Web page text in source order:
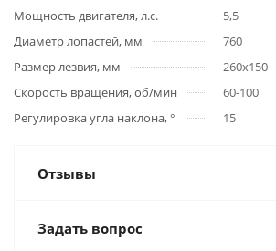
Мощность двигателя, л.с.
5,5
Диаметр лопастей, мм
760
Размер лезвия, мм
260х150
Скорость вращения, об/мин
60-100
Регулировка угла наклона, °
15
Отзывы
Задать вопрос